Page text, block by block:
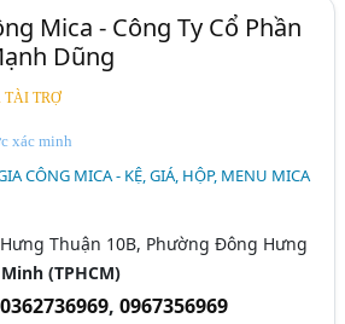
Mica - Công Ty Cổ Phần
Dũng
TÀI TRỢ
xác minh
CÔNG MICA - KỆ, GIÁ, HỘP, MENU MICA
Thuận 10B, Phường Đông Hưng
(TPHCM)
0362736969,0967356969